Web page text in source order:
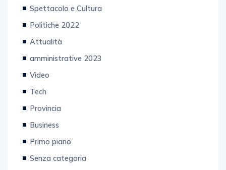
Politiche 2022
Attualità
amministrative 2023
Video
Tech
Provincia
Business
Primo piano
Senza categoria